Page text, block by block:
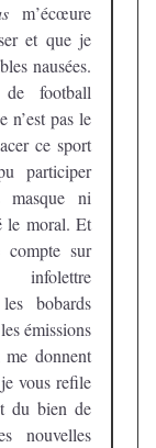
m’écœure
et que je
nausées.
football
n’est pas le
ce sport
participer
ni
le moral. Et
compte sur
bobards
émissions
donnent
vous refile
du bien de
nouvelles